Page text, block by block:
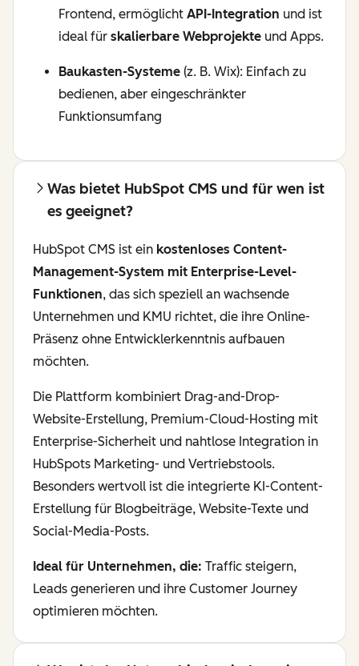
Frontend, ermöglicht API-Integration und ist
ideal für skalierbare Webprojekte und Apps.
Baukasten-Systeme (z. B. Wix): Einfach zu
bedienen, aber eingeschränkter
Funktionsumfang
Was bietet HubSpot CMS und für wen ist
es geeignet?
HubSpot CMS ist ein kostenloses Content-
Management-System mit Enterprise-Level-
Funktionen, das sich speziell an wachsende
Unternehmen und KMU richtet, die ihre Online-
Präsenz ohne Entwicklerkenntnis aufbauen
möchten.
Die Plattform kombiniert Drag-and-Drop-
Website-Erstellung, Premium-Cloud-Hosting mit
Enterprise-Sicherheit und nahtlose Integration in
HubSpots Marketing- und Vertriebstools.
Besonders wertvoll ist die integrierte KI-Content-
Erstellung für Blogbeiträge, Website-Texte und
Social-Media-Posts.
Ideal für Unternehmen, die: Traffic steigern,
Leads generieren und ihre Customer Journey
optimieren möchten.